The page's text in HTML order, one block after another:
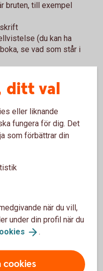
bruten, till exempel
(du kan ha
se vad som står i
att både ge och få. Men
och det är företaget som
villkoren.
giltighetstid. Så håll
i tid. Det kan även bli
eller går i konkurs.
du lämnar tillbaka en vara
det ha villkor som
det.
ditt val
eller liknande
fungera för dig. Det
som förbättrar din
när du vill,
under din profil när du
.
cookies